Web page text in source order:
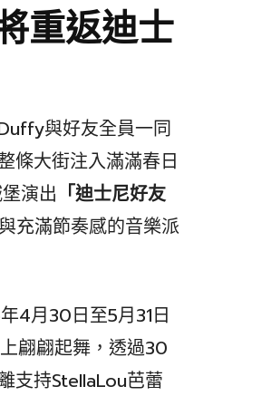
重返迪士
與好友全員一同
條大街注入滿滿春日
演出 「迪士尼好友
充滿節奏感的音樂派
4月30日至5月31日
翩翩起舞，透過30
支持StellaLou芭蕾